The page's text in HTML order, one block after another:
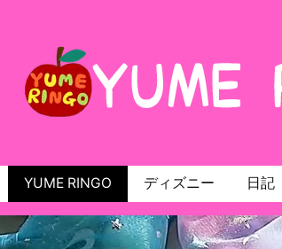
YUME RINGO ディズニー 日記